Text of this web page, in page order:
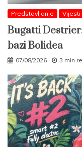
Predstavljanje Vijesti
Bugatti
bazi Bolidea
07/08/2026 3 min